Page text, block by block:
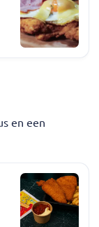
en een